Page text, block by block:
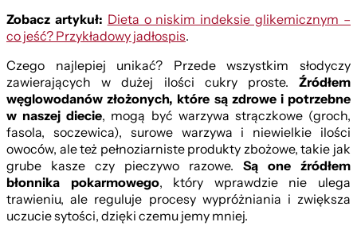
Zobacz artykuł: Dieta o niskim indeksie glikemicznym –
co jeść? Przykładowy jadłospis.
Czego najlepiej unikać? Przede wszystkim słodyczy
zawierających w dużej ilości cukry proste. Źródłem
węglowodanów złożonych, które są zdrowe i potrzebne
w naszej diecie, mogą być warzywa strączkowe (groch,
fasola, soczewica), surowe warzywa i niewielkie ilości
owoców, ale też pełnoziarniste produkty zbożowe, takie jak
grube kasze czy pieczywo razowe. Są one źródłem
błonnika pokarmowego, który wprawdzie nie ulega
trawieniu, ale reguluje procesy wypróżniania i zwiększa
uczucie sytości, dzięki czemu jemy mniej.